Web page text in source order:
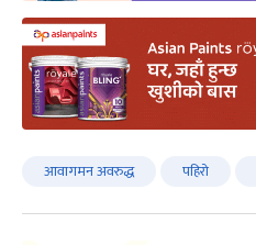
आवागमन अवरुद्ध पहिरो